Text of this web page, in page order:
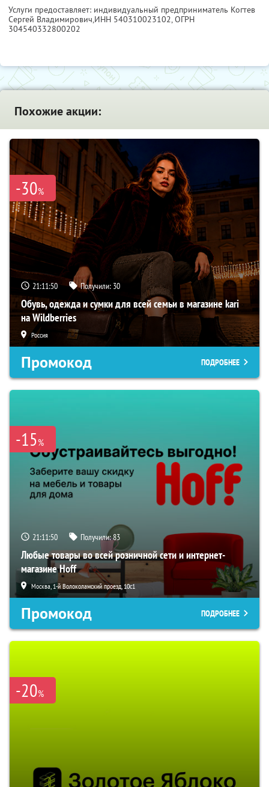
Услуги предоставляет: индивидуальный предприниматель Когтев
Сергей Владимирович,ИНН 540310023102, ОГРН
304540332800202
Похожие акции:
-30%
21:11:49 Получили: 30
Обувь, одежда и сумки для всей семьи в магазине kari
на Wildberries
Россия
Промокод ПОДРОБНЕЕ
-15%
21:11:49 Получили:83
Любые товары во всей розничной сети и интернет-
магазине Hoff
Москва, 1-й Волоколамский проезд, 10с1
Промокод ПОДРОБНЕЕ
-20%